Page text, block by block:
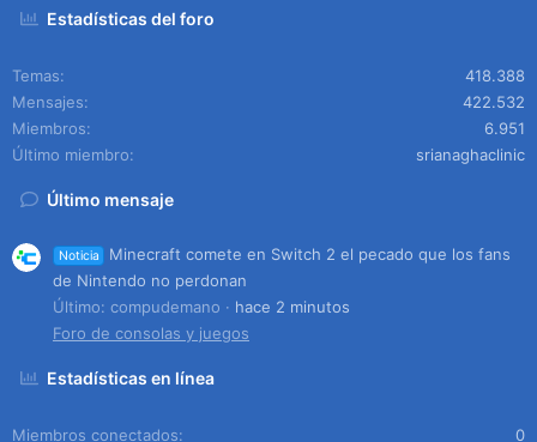
Estadísticas del foro
Temas
418.388
Mensajes
422.532
Miembros
6.951
Último miembro
srianaghaclinic
Último mensaje
Noticia
Minecraft comete en Switch 2 el pecado que los fans
de Nintendo no perdonan
Último: compudemano
hace 2 minutos
Foro de consolas y juegos
Estadísticas en línea
Miembros conectados
0